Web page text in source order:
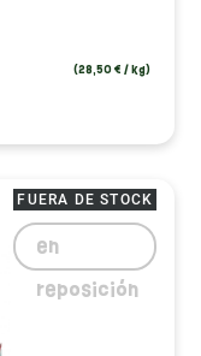
(28,50 € / kg)
FUERA DE STOCK
en
reposición